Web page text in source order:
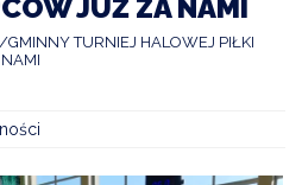
JUŻ ZA NAMI
GMINNY TURNIEJ HALOWEJ PIŁKI